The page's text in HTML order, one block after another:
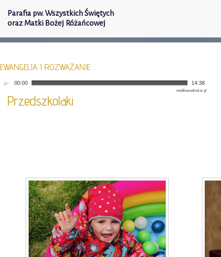
Parafia pw. Wszystkich Świętych
oraz Matki Bożej Różańcowej
EWANGELIA I ROZWAŻANIE
00:00 14:38
modlitwawdrodze.pl
Przedszkolaki